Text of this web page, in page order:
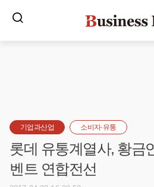
기업과산업 소비자·유통
롯데 유통계열사, 황금
벤트 연합전선